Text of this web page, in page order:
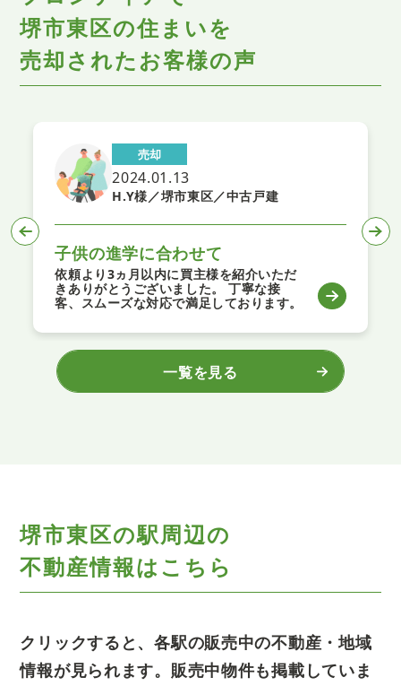
堺市東区の住まいを
売却されたお客様の声
市東区／中古戸建
わせて
に買主様を紹介いただ
ました。 丁寧な接
で満足しております。
丁寧に説明してもらい
た。 これからも不動産
とがありましたら、よ
一覧を見る
堺市東区の駅周辺の
不動産情報はこちら
クリックすると、各駅の販売中の不動産・地域
情報が見られます。販売中物件も掲載していま